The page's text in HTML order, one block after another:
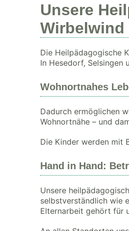
Unsere
Wirbelwind
Die Heilpädagogische
In Hesedorf, Selsingen
Wohnortnahes
Dadurch ermöglichen
Wohnortnähe – und
Die Kinder werden mit
Hand in Hand:
Unsere
selbstverständlich wie
Elternarbeit gehört für